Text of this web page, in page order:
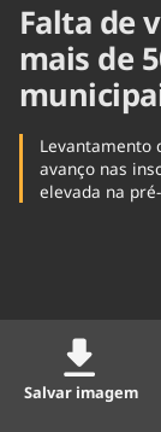
Falta de
mais de
Levantamento
avanço nas
elevada na
Salvar imagem